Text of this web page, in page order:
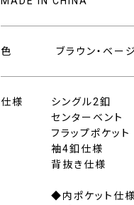
色 ブラウン・ベー
仕様
シングル2釦
センターベント
フラップポケット
袖4釦仕様
背抜き仕様
◆内ポケット仕